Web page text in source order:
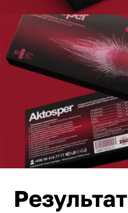
Результат